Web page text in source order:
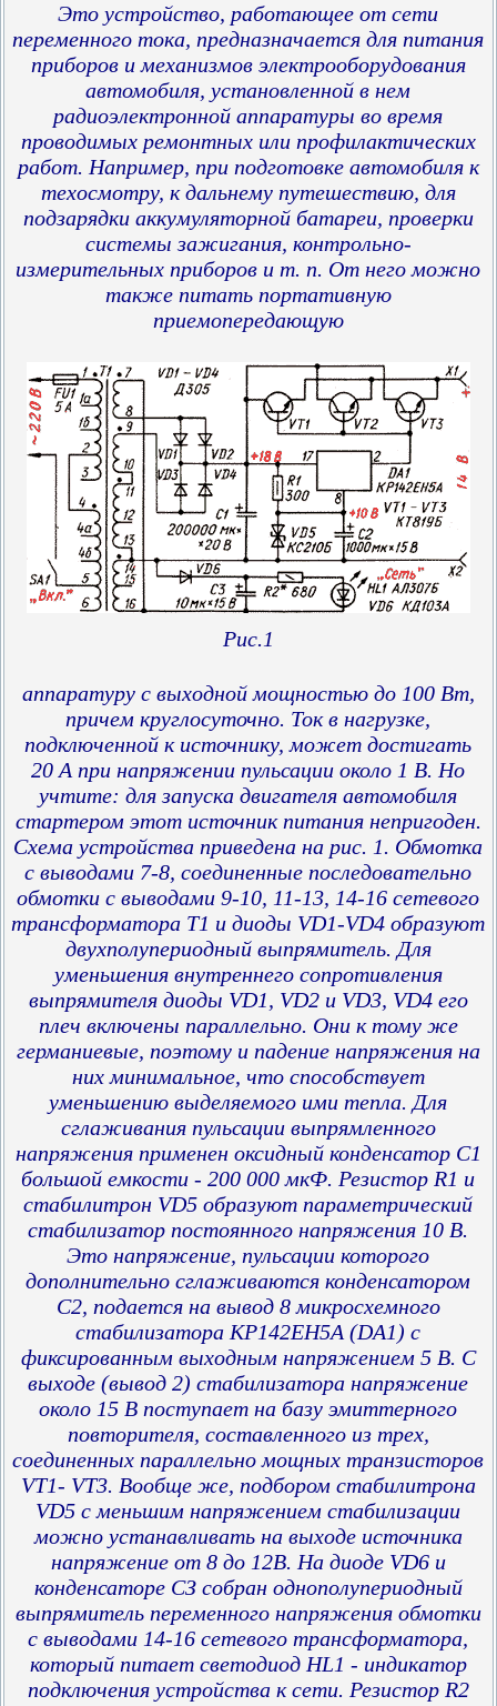
Это устройство, работающее от сети
переменного тока, предназначается для питания
приборов и механизмов электрооборудования
автомобиля, установленной в нем
радиоэлектронной аппаратуры во время
проводимых ремонтных или профилактических
работ. Например, при подготовке автомобиля к
техосмотру, к дальнему путешествию, для
подзарядки аккумуляторной батареи, проверки
системы зажигания, контрольно-
измерительных приборов и т. п. От него можно
также питать портативную
приемопередающую
Рис.1
аппаратуру с выходной мощностью до 100 Вт,
причем круглосуточно. Ток в нагрузке,
подключенной к источнику, может достигать
20 А при напряжении пульсации около 1 В. Но
учтите: для запуска двигателя автомобиля
стартером этот источник питания непригоден.
Схема устройства приведена на рис. 1. Обмотка
с выводами 7-8, соединенные последовательно
обмотки с выводами 9-10, 11-13, 14-16 сетевого
трансформатора Т1 и диоды VD1-VD4 образуют
двухполупериодный выпрямитель. Для
уменьшения внутреннего сопротивления
выпрямителя диоды VD1, VD2 и VD3, VD4 его
плеч включены параллельно. Они к тому же
германиевые, поэтому и падение напряжения на
них минимальное, что способствует
уменьшению выделяемого ими тепла. Для
сглаживания пульсации выпрямленного
напряжения применен оксидный конденсатор С1
большой емкости - 200 000 мкФ. Резистор R1 и
стабилитрон VD5 образуют параметрический
стабилизатор постоянного напряжения 10 В.
Это напряжение, пульсации которого
дополнительно сглаживаются конденсатором
С2, подается на вывод 8 микросхемного
стабилизатора КР142ЕН5А (DA1) с
фиксированным выходным напряжением 5 В. С
выходе (вывод 2) стабилизатора напряжение
около 15 В поступает на базу эмиттерного
повторителя, составленного из трех,
соединенных параллельно мощных транзисторов
VT1- VT3. Вообще же, подбором стабилитрона
VD5 с меньшим напряжением стабилизации
можно устанавливать на выходе источника
напряжение от 8 до 12В. На диоде VD6 и
конденсаторе СЗ собран однополупериодный
выпрямитель переменного напряжения обмотки
с выводами 14-16 сетевого трансформатора,
который питает светодиод HL1 - индикатор
подключения устройства к сети. Резистор R2